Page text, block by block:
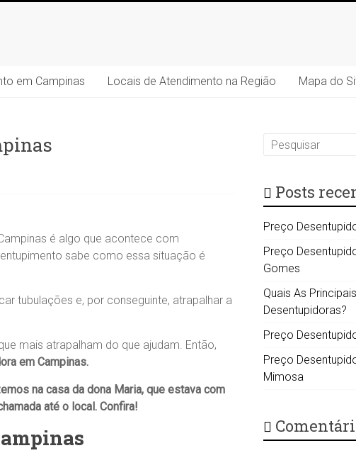
em Campinas Locais de Atendimento na Região Mapa do
é algo que acontece com
sabe como essa situação é
tubulações e, por conseguinte, atrapalhar a
mais atrapalham do que ajudam. Então,
em Campinas.
na casa da dona Maria, que estava com
até o local. Confira!
Posts
Preço
Preço
Gomes
Quais As
Desentupidoras?
Preço
Preço
Mimosa